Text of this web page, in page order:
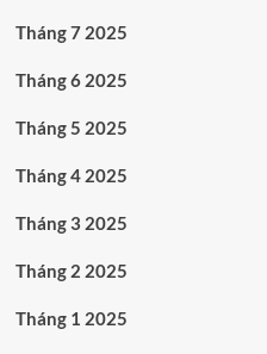
Tháng 7 2025
Tháng 6 2025
Tháng 5 2025
Tháng 4 2025
Tháng 3 2025
Tháng 2 2025
Tháng 1 2025